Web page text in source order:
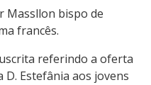
Massllon bispo de
francês.
referindo a oferta
D. Estefânia aos jovens